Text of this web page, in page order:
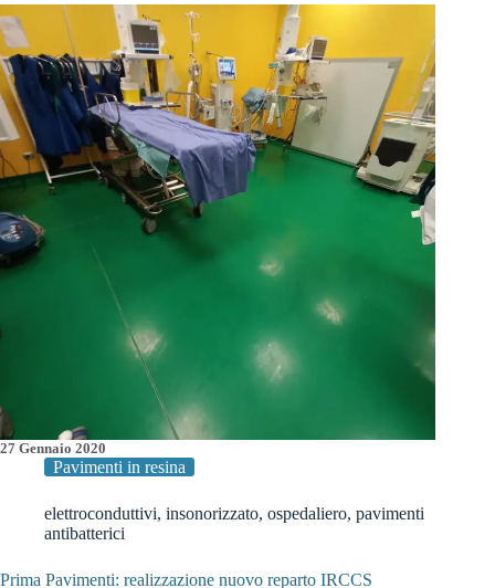
Le
Pavimentazioni
Speciali
di
Prima
27 Gennaio 2020
Pavimenti in resina
elettroconduttivi, insonorizzato, ospedaliero, pavimenti
antibatterici
Prima Pavimenti: realizzazione nuovo reparto IRCCS